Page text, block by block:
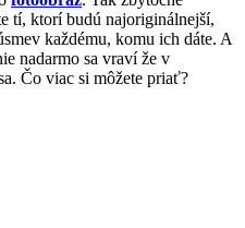
tí, ktorí budú najoriginálnejší,
každému, komu ich dáte. A
nadarmo sa vraví že v
Čo viac si môžete priať?